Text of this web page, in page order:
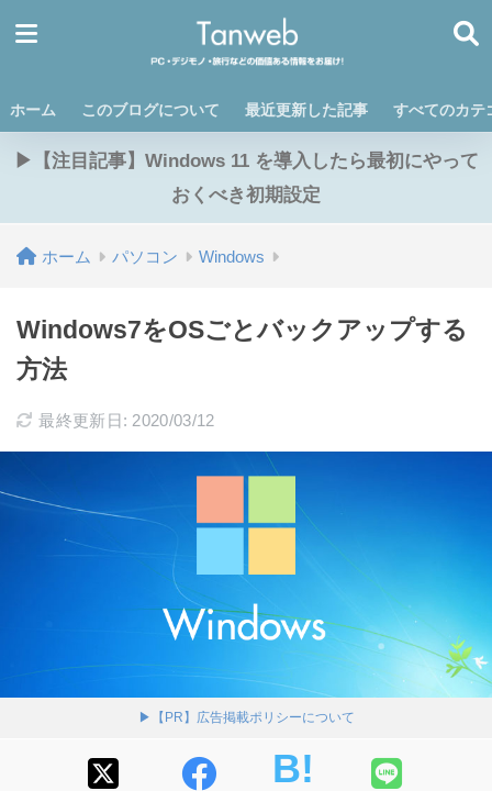
ホーム このブログについて 最近更新した記事 すべてのカテ
▶【注目記事】Windows 11 を導入したら最初にやって
おくべき初期設定
ホーム パソコン Windows
Windows7をOSごとバックアップする
方法
最終更新日: 2020/03/12
▶【PR】広告掲載ポリシーについて